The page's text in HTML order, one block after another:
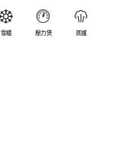
雪櫃 壓力煲 蒸爐